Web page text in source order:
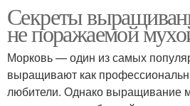
Химические препараты
Химические способы
Секреты
не поражаемой
Морковь — один из самых
выращивают как
любители. Однако выращивание